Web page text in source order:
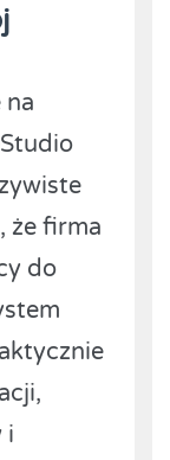
że firma
do
i